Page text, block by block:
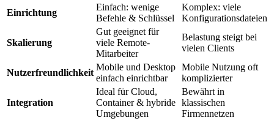
Einrichtung
Einfach: wenige
Befehle & Schlüssel
Komplex: viele
Konfigurationsdateien
Skalierung
Gut geeignet für
viele Remote-
Mitarbeiter
Belastung steigt bei
vielen Clients
Nutzerfreundlichkeit
Mobile und Desktop
einfach einrichtbar
Mobile Nutzung oft
komplizierter
Integration
Ideal für Cloud,
Container & hybride
Umgebungen
Bewährt in
klassischen
Firmennetzen